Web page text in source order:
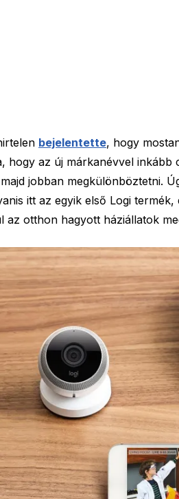
bejelentette, hogy
hogy az új márkanévvel inkább
jobban megkülönböztetni.
itt az egyik első Logi
az otthon hagyott háziállatok